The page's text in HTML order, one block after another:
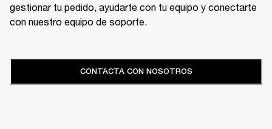
gestionar tu pedido, ayudarte con tu equipo y conectarte
con nuestro equipo de soporte.
CONTACTA CON NOSOTROS